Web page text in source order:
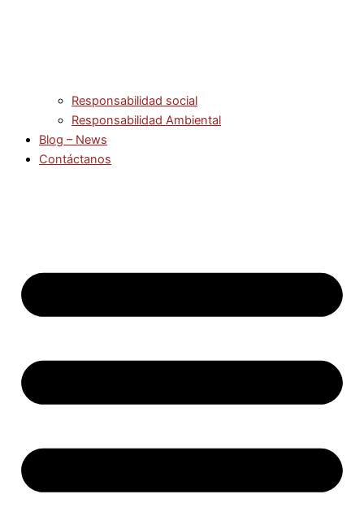
Responsabilidad social
Responsabilidad Ambiental
Blog – News
Contáctanos